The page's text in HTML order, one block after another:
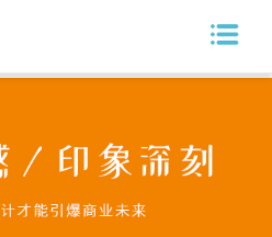
鲁悦介绍
新闻动态